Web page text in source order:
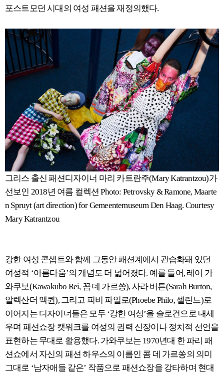
포스트모던 시대의 여성 패션을 재정의했다.
그리스 출신 패션디자이너 마리 카트란주(Mary Katrantzou)가
선보인 2018년 여름 컬렉션 Photo: Petrovsky & Ramone, Maarte
n Spruyt (art direction) for Gemeentemuseum Den Haag. Courtesy
Mary Katrantzou
강한 여성 콘셉트와 함께 그동안 패션계에서 관습화돼 있던
여성적 ‘아름다움’의 개념도 더 넓어졌다. 예를 들어, 레이 가
와쿠보(Kawakubo Rei, 꼼 데 가르쏭), 사라 버튼(Sarah Burton,
알렉산더 맥퀸), 그리고 피비 파일로(Phoebe Philo, 셀린느)로
이어지는 디자이너들은 모두 ‘강한 여성’을 슬로건으로 내세
우며 패션쇼장 캣워크를 여성의 권력 신장이나 정치적 선언을
표현하는 무대로 활용했다. 가와쿠보는 1970년대 한 파리 패
션쇼에서 자신의 패션 하우스의 이름인 콤 데 가르쏭의 의미
그대로 ‘남자애들 같은’ 작품으로 패션쇼장을 강타하며 현대